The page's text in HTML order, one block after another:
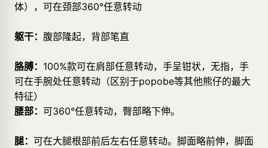
体），可在颈部360°任意转动
躯干： 腹部隆起，背部笔直
胳膊： 100%款可在肩部任意转动，手呈钳状，无指，手
可在手腕处任意转动（区别于popobe等其他熊仔的最大
特征）
腰部： 可360°任意转动，臀部略下伸。
腿： 可在大腿根部前后左右任意转动。脚面略前伸，脚面